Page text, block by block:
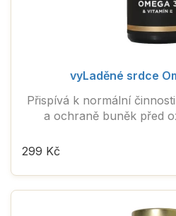
vyLaděné srdce
Přispívá k normální
a ochraně buněk před
299 Kč